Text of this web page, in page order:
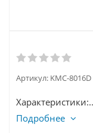
Артикул: KMC-8016D
Подробнее